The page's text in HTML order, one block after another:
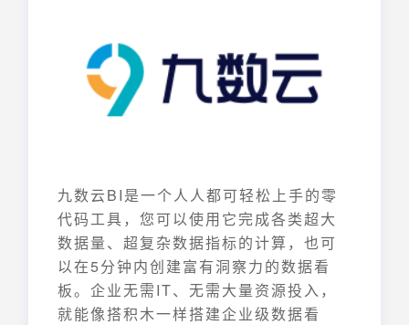
九数云BI是一个人人都可轻松上手的零
代码工具，您可以使用它完成各类超大
数据量、超复杂数据指标的计算，也可
以在5分钟内创建富有洞察力的数据看
板。企业无需IT、无需大量资源投入，
就能像搭积木一样搭建企业级数据看